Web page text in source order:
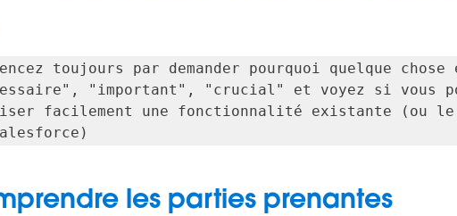
toujours par demander pourquoi quelque chose
"important", "crucial" et voyez si vous
facilement une fonctionnalité existante (ou le
les parties prenantes